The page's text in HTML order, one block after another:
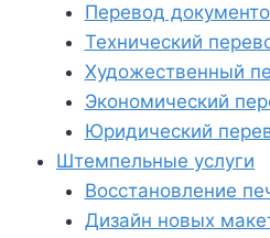
Перевод
Технический
Художественный
Экономический
Юридический
Штемпельные услуги
Восстановление
Дизайн новых